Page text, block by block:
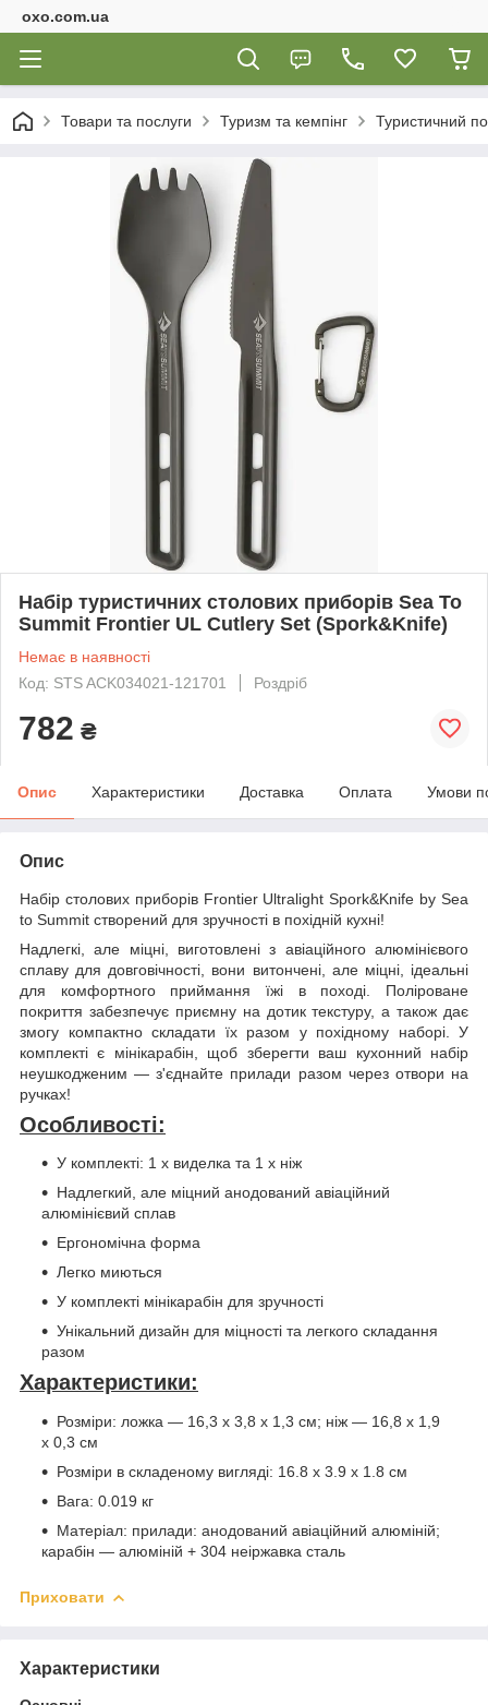
oxo.com.ua
Товари та послуги Туризм та кемпінг Туристичний
Набір туристичних столових приборів Sea To
Summit Frontier UL Cutlery Set (Spork&Knife)
Немає в наявності
Код: STS ACK034021-121701
Роздріб
782 ₴
Опис Характеристики Доставка Оплата Умови
Опис
Набір столових приборів Frontier Ultralight Spork&Knife by Sea
to Summit створений для зручності в похідній кухні!
Надлегкі, але міцні, виготовлені з авіаційного алюмінієвого
сплаву для довговічності, вони витончені, але міцні, ідеальні
для комфортного приймання їжі в поході. Поліроване
покриття забезпечує приємну на дотик текстуру, а також дає
змогу компактно складати їх разом у похідному наборі. У
комплекті є мінікарабін, щоб зберегти ваш кухонний набір
неушкодженим — з'єднайте прилади разом через отвори на
ручках!
Особливості:
У комплекті: 1 х виделка та 1 х ніж
Надлегкий, але міцний анодований авіаційний
алюмінієвий сплав
Ергономічна форма
Легко миються
У комплекті мінікарабін для зручності
Унікальний дизайн для міцності та легкого складання
разом
Характеристики:
Розміри: ложка — 16,3 х 3,8 х 1,3 см; ніж — 16,8 х 1,9
х 0,3 см
Розміри в складеному вигляді: 16.8 х 3.9 х 1.8 см
Вага: 0.019 кг
Матеріал: прилади: анодований авіаційний алюміній;
карабін — алюміній + 304 неіржавка сталь
Приховати
Характеристики